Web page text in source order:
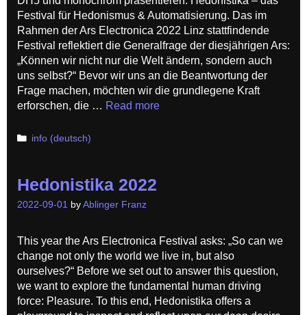
Festival für Hedonismus & Automatisierung. Das im
Rahmen der Ars Electronica 2022 Linz stattfindende
Festival reflektiert die Generalfrage der diesjährigen Ars:
„Können wir nicht nur die Welt ändern, sondern auch
uns selbst?“ Bevor wir uns an die Beantwortung der
Frage machen, möchten wir die grundlegene Kraft
erforschen, die … Read more
Categories
info (deutsch)
Hedonistika 2022
2022-09-01 by Ablinger Franz
This year the Ars Electronica Festival asks: „So can we
change not only the world we live in, but also
ourselves?“ Before we set out to answer this question,
we want to explore the fundamental human driving
force: Pleasure. To this end, Hedonistika offers a